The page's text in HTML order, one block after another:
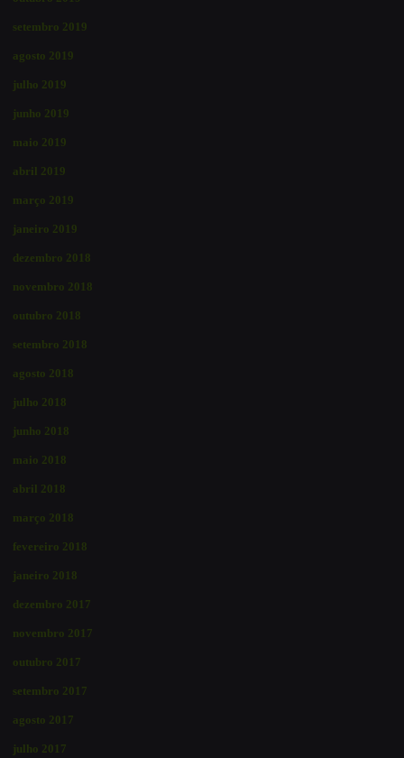
setembro 2019
agosto 2019
julho 2019
junho 2019
maio 2019
abril 2019
março 2019
janeiro 2019
dezembro 2018
novembro 2018
outubro 2018
setembro 2018
agosto 2018
julho 2018
junho 2018
maio 2018
abril 2018
março 2018
fevereiro 2018
janeiro 2018
dezembro 2017
novembro 2017
outubro 2017
setembro 2017
agosto 2017
julho 2017